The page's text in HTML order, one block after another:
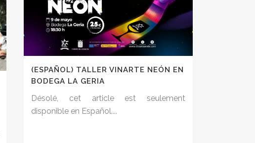
(ESPAÑOL) TALLER VINARTE NEÓN EN
BODEGA LA GERIA
Désolé, cet article est seulement
disponible en Español....